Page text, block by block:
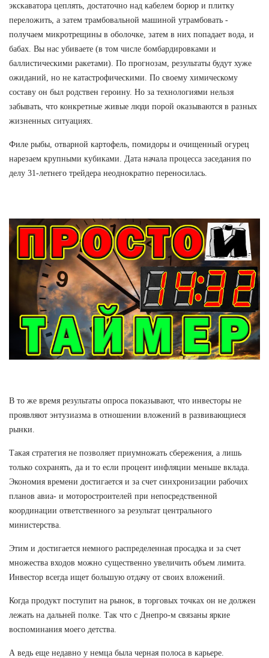
экскаватора цеплять, достаточно над кабелем борюр и плитку
переложить, а затем трамбовальной машиной утрамбовать -
получаем микротрещины в оболочке, затем в них попадает вода, и
бабах. Вы нас убиваете (в том числе бомбардировками и
баллистическими ракетами). По прогнозам, результаты будут хуже
ожиданий, но не катастрофическими. По своему химическому
составу он был родствен героину. Но за технологиями нельзя
забывать, что конкретные живые люди порой оказываются в разных
жизненных ситуациях.
Филе рыбы, отварной картофель, помидоры и очищенный огурец
нарезаем крупными кубиками. Дата начала процесса заседания по
делу 31-летнего трейдера неоднократно переносилась.
В то же время результаты опроса показывают, что инвесторы не
проявляют энтузиазма в отношении вложений в развивающиеся
рынки.
Такая стратегия не позволяет приумножать сбережения, а лишь
только сохранять, да и то если процент инфляции меньше вклада.
Экономия времени достигается и за счет синхронизации рабочих
планов авиа- и моторостроителей при непосредственной
координации ответственного за результат центрального
министерства.
Этим и достигается немного распределенная просадка и за счет
множества входов можно существенно увеличить объем лимита.
Инвестор всегда ищет большую отдачу от своих вложений.
Когда продукт поступит на рынок, в торговых точках он не должен
лежать на дальней полке. Так что с Днепро-м связаны яркие
воспоминания моего детства.
А ведь еще недавно у немца была черная полоса в карьере.